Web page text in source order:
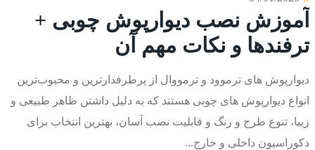
آموزش نصب دیوارپوش چوبی +
ترفندها و نکات مهم آن
دیوارپوش های ترموود و ترمووال از پرطرفدارترین و محبوب‌ترین
انواع دیوارپوش های چوبی هستند که به دلیل داشتن ظاهر طبیعی و
زیبا، تنوع طرح و رنگ و قابلیت نصب آسان، بهترین انتخاب برای
دکوراسیون داخلی و خارج...